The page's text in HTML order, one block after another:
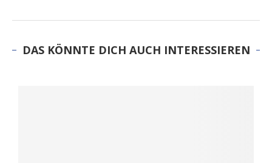
DAS KÖNNTE DICH AUCH INTERESSIEREN